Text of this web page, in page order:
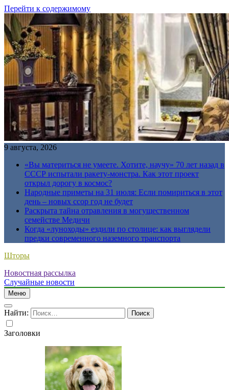
Перейти к содержимому
9 августа, 2026
«Вы материться не умеете. Хотите, научу» 70 лет назад в
СССР испытали ракету-монстра. Как этот проект
открыл дорогу в космос?
Народные приметы на 31 июля: Если помириться в этот
день – новых ссор год не будет
Раскрыта тайна отравления в могущественном
семействе Медичи
Когда «луноходы» ездили по столице: как выглядели
предки современного наземного транспорта
Шторы
Новостная рассылка
Случайные новости
Меню
Найти:
Заголовки